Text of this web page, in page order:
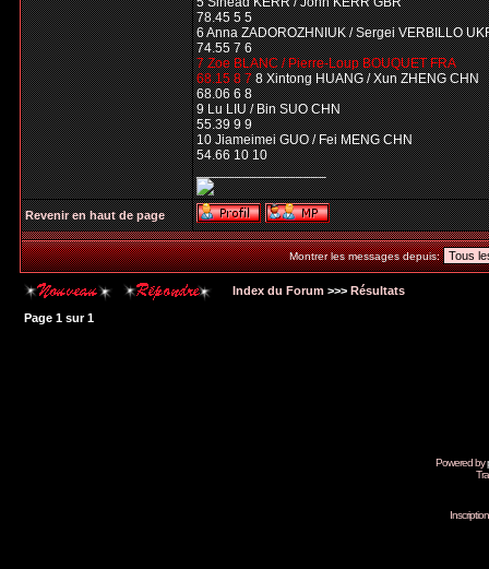
78.45 5 5
6 Anna ZADOROZHNIUK / Sergei VERBILLO
74.55 7 6
7 Zoe BLANC / Pierre-Loup BOUQUET FRA
68.15 8 78 Xintong HUANG / Xun ZHENG CHN
68.06 6 8
9 Lu LIU / Bin SUO CHN
55.39 9 9
10 Jiameimei GUO / Fei MENG CHN
54.66 10 10
_________________
Revenir en haut de page
Montrer les messages depuis:
Index du Forum >>> Résultats
Page 1 sur1
Powered by